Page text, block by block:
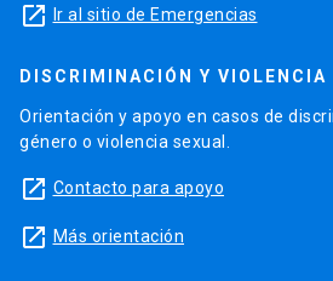
launch Ir al sitio de Emergencias
DISCRIMINACIÓN Y VIOLENCIA
Orientación y apoyo en casos de
género o violencia sexual.
launch Contacto para apoyo
launch Más orientación